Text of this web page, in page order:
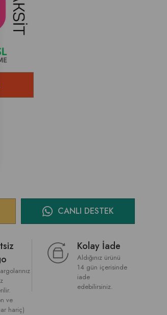
CANLI DESTEK
ve
hariç)
Kolay İade
Aldığınız ürünü
14 gün içerisinde
iade
edebilirsiniz.